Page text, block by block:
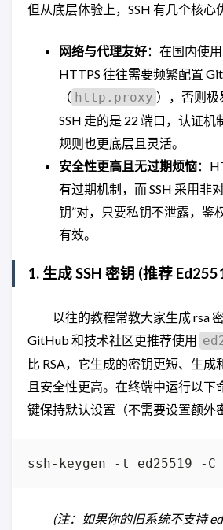
但从底层体验上，SSH 有几个核心
网络与代理友好：在国内使
HTTPS 往往需要频繁配置
（ http.proxy ），否则
SSH 走的是 22 端口，认证机
规则也更底层且灵活。
安全性更高且无过期烦恼：
有过期机制，而 SSH 采用非
钥”对，只要私钥不泄露，鉴
有效。
1. 生成 SSH 密钥 (推荐
以往的教程常教大家生成 rsa
GitHub 和技术社区更推荐使用
比 RSA，它生成的密钥更短、生成
且安全性更高。在终端中运行以下
键保持默认设置（不需要设置额外
ssh-keygen -t ed25519 -C
(注：如果你的旧系统不支持